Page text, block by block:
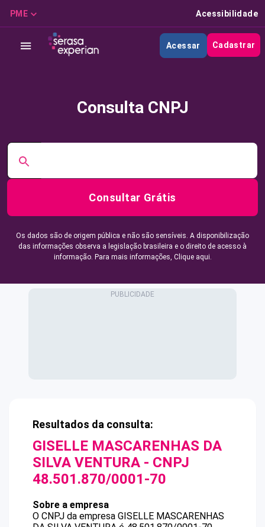
PME Acessibilidade
Acessar Cadastrar
Consulta CNPJ
Consultar Grátis
Os dados são de origem pública e não são sensíveis. A disponibilização
das informações observa a legislação brasileira e o direito de acesso à
informação. Para mais informações, Clique aqui.
Resultados da consulta:
GISELLE MASCARENHAS DA
SILVA VENTURA - CNPJ
48.501.870/0001-70
Sobre a empresa
O CNPJ da empresa GISELLE MASCARENHAS